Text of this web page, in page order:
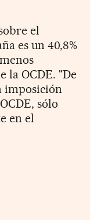
el
es un 40,8%
la OCDE. "De
imposición
sólo
en el